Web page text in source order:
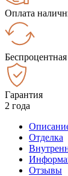
Оплата
Беспроцентная
Гарантия
2 года
Отделка
Отзывы